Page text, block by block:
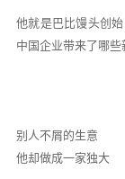
他就是巴比馒头创
中国企业带来了哪些
别人不屑的生意
他却做成一家独大